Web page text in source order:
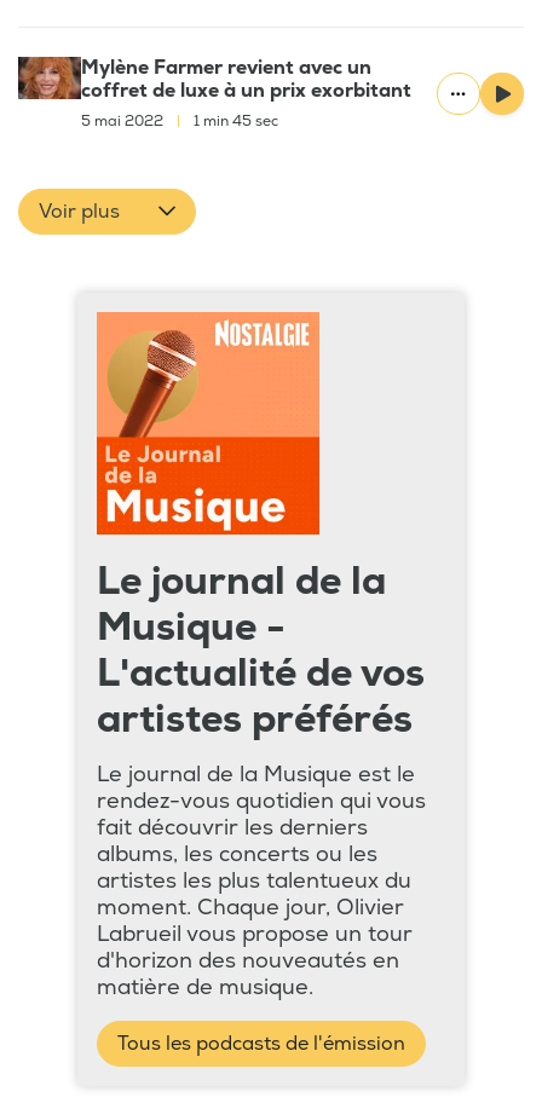
Mylène Farmer revient avec un
coffret de luxe à un prix exorbitant
5 mai 2022 1 min 45 sec
Voir plus
Le journal de la
Musique -
L'actualité de vos
artistes préférés
Le journal de la Musique est le
rendez-vous quotidien qui vous
fait découvrir les derniers
albums, les concerts ou les
artistes les plus talentueux du
moment. Chaque jour, Olivier
Labrueil vous propose un tour
d'horizon des nouveautés en
matière de musique.
Tous les podcasts de l'émission